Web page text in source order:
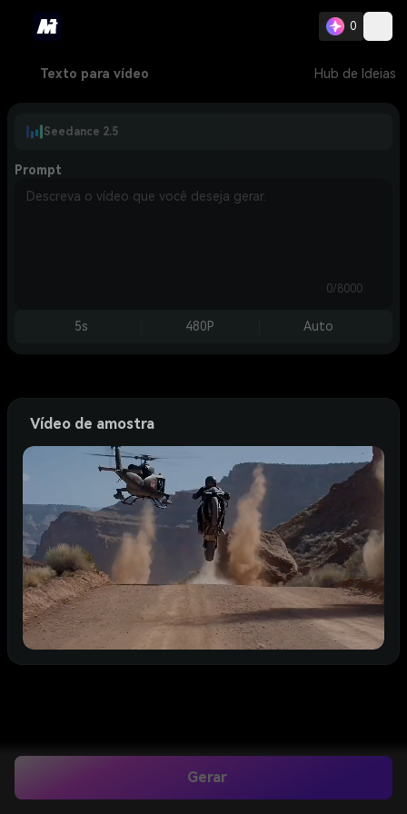
0
Texto para vídeo Hub de Ideias
Seedance 2.5
Prompt
0/8000
5s 480P Auto
Gerar
Vídeo de amostra